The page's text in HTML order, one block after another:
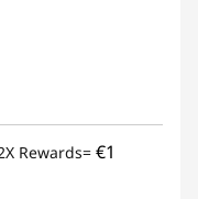
Rewards= €1